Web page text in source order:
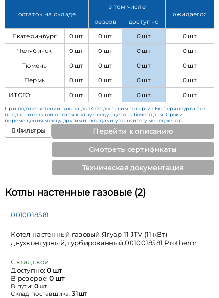
остаток на складе
в том числе
ожидается
резерв
доступно
Екатеринбург
0 шт 0 шт 0 шт
0 шт
Челябинск
0 шт 0 шт 0 шт
0 шт
Тюмень
0 шт 0 шт 0 шт
0 шт
Пермь
0 шт 0 шт 0 шт
0 шт
ИТОГО:
0 шт 0 шт 0 шт 0 шт
При подтверждении заказа до 14:00 доставим товар из Екатеринбурга без
предварительной оплаты к утру следующего рабочего дня. Сроки
перемещения между другими складами уточняйте у менеджеров.
Фильтры Перейти к описанию
Смотреть сертификаты
Техническая документация
Котлы настенные газовые (2)
0010018581
Котел настенный газовый Ягуар 11 JTV (11 кВт)
двухконтурный, турбированный 0010018581 Protherm
Складской
Доступно:0 шт
В резерве:0 шт
В пути: 0 шт
Склад поставщика:31 шт